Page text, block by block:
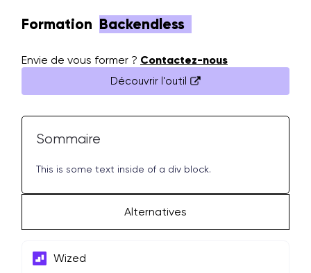
Formation Backendless
Envie de vous former ? Contactez-nous
Découvrir l'outil
Sommaire
This is some text inside of a div block.
Alternatives
Wized